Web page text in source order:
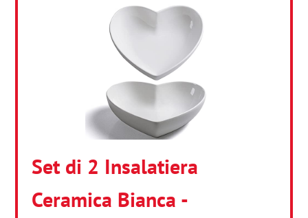
Set di 2 Insalatiera
Ceramica Bianca -